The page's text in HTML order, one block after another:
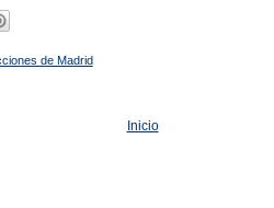
de Madrid
Inicio